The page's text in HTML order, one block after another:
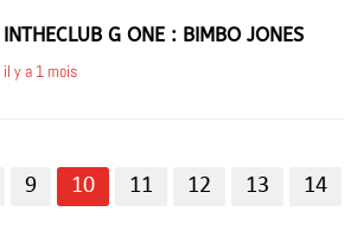
INTHECLUB G ONE : BIMBO JONES
il y a 1 mois
9 10 11 12 13 14